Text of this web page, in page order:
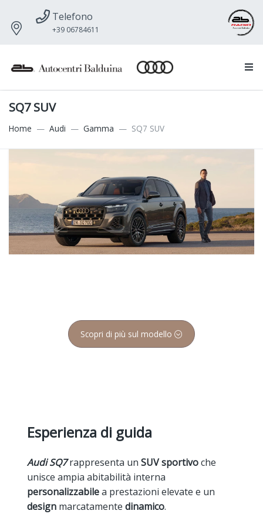
Telefono
+39 06784611
SQ7 SUV
Home Audi Gamma SQ7 SUV
Scopri di più sul modello
Esperienza di guida
Audi SQ7rappresenta un SUV sportivoche
unisce ampia abitabilità interna
personalizzabilea prestazioni elevate e un
design marcatamente dinamico.